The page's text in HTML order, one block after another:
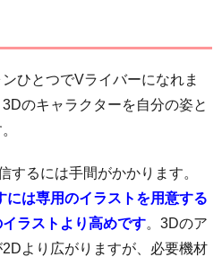
ひとつでVライバーになれま
のキャラクターを自分の姿と
するには手間がかかります。
には専用のイラストを用意する
ラストより高めです。3Dのア
より広がりますが、必要機材